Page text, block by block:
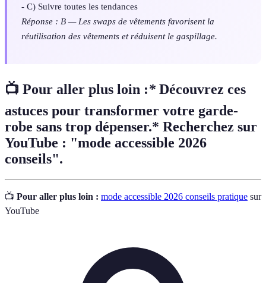
- C) Suivre toutes les tendances
Réponse : B — Les swaps de vêtements favorisent la
réutilisation des vêtements et réduisent le gaspillage.
📺 Pour aller plus loin :* Découvrez ces
astuces pour transformer votre garde-
robe sans trop dépenser.* Recherchez sur
YouTube : "mode accessible 2026
conseils".
📺 Pour aller plus loin : mode accessible 2026 conseils pratique sur
YouTube